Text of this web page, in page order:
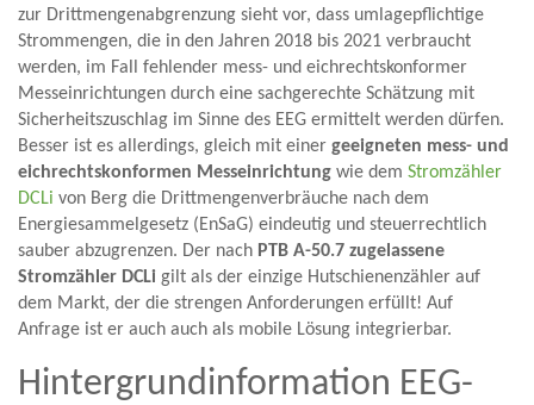
zur Drittmengenabgrenzung sieht vor, dass umlagepflichtige
Strommengen, die in den Jahren 2018 bis 2021 verbraucht
werden, im Fall fehlender mess- und eichrechtskonformer
Messeinrichtungen durch eine sachgerechte Schätzung mit
Sicherheitszuschlag im Sinne des EEG ermittelt werden dürfen.
Besser ist es allerdings, gleich mit einer geeigneten mess- und
eichrechtskonformen Messeinrichtung wie dem Stromzähler
DCLi von Berg die Drittmengenverbräuche nach dem
Energiesammelgesetz (EnSaG) eindeutig und steuerrechtlich
sauber abzugrenzen. Der nach PTB A-50.7 zugelassene
Stromzähler DCLi gilt als der einzige Hutschienenzähler auf
dem Markt, der die strengen Anforderungen erfüllt! Auf
Anfrage ist er auch auch als mobile Lösung integrierbar.
Hintergrundinformation EEG-